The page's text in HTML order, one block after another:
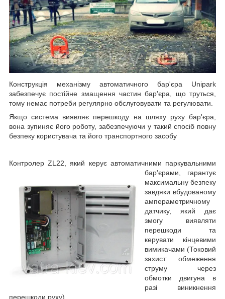
Конструкція механізму автоматичного бар'єра Unipark
забезпечує постійне змащення частин бар'єра, що труться,
тому немає потреби регулярно обслуговувати та регулювати.
Якщо система виявляє перешкоду на шляху руху бар'єра,
вона зупиняє його роботу, забезпечуючи у такий спосіб повну
безпеку користувача та його транспортного засобу
Контролер ZL22 , який керує автоматичними паркувальними
бар'єрами, гарантує
максимальну безпеку
завдяки вбудованому
ампераметричному
датчику, який дає
змогу виявляти
перешкоди та
керувати кінцевими
вимикачами (Токовий
захист: обмеження
струму через
обмотки двигуна в
разі виникнення
перешкоди руху).